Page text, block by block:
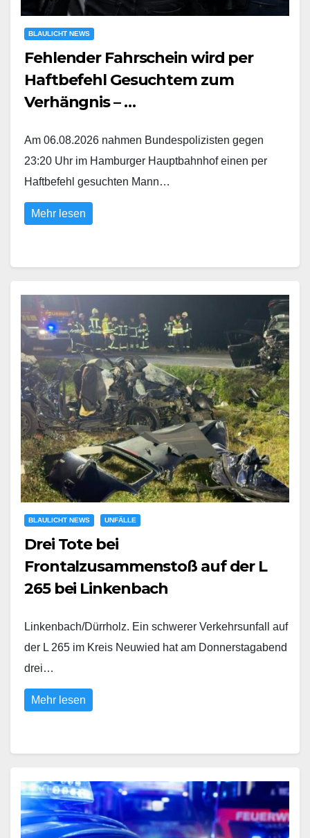
BLAULICHT NEWS
Fehlender Fahrschein wird per
Haftbefehl Gesuchtem zum
Verhängnis – …
Am 06.08.2026 nahmen Bundespolizisten gegen
23:20 Uhr im Hamburger Hauptbahnhof einen per
Haftbefehl gesuchten Mann…
Mehr lesen
BLAULICHT NEWS UNFÄLLE
Drei Tote bei
Frontalzusammenstoß auf der L
265 bei Linkenbach
Linkenbach/Dürrholz. Ein schwerer Verkehrsunfall auf
der L 265 im Kreis Neuwied hat am Donnerstagabend
drei…
Mehr lesen